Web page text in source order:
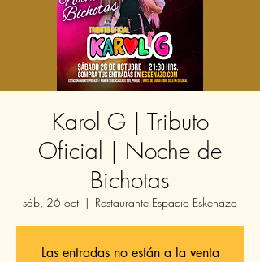
Karol G | Tributo
Oficial | Noche de
Bichotas
sáb, 26 oct
  |
Restaurante Espacio Eskenazo
Las entradas no están a la venta